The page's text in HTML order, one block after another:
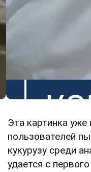
Эта картинка уже
пользователей
кукурузу среди
удается с